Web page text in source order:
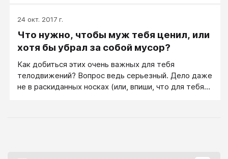
и тем, кто еще моложе, но об этом думать не хочу.
счастливого замужества с ним. А как же иначе?
Народ веками свято верил, если женщина красива,
умна и добра, то счастливая семейная жизнь ей
24 окт. 2017 г.
Что нужно, чтобы муж тебя ценил, или
хотя бы убрал за собой мусор?
Как добиться этих очень важных для тебя
телодвижений? Вопрос ведь серьезный. Дело даже
не в раскиданных носках (или, впиши, что для тебя